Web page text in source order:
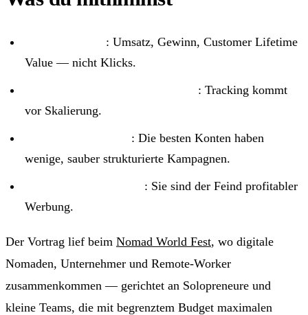
: Umsatz, Gewinn, Customer Lifetime
Value — nicht Klicks.
: Tracking kommt
vor Skalierung.
: Die besten Konten haben
wenige, sauber strukturierte Kampagnen.
: Sie sind der Feind profitabler
Werbung.
Der Vortrag lief beim Nomad World Fest, wo digitale
Nomaden, Unternehmer und Remote-Worker
zusammenkommen — gerichtet an Solopreneure und
kleine Teams, die mit begrenztem Budget maximalen